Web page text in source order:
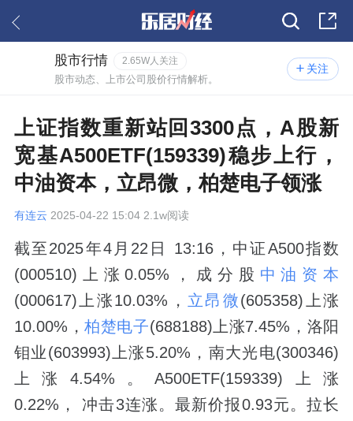
关注
股市行情 2.65W人关注
股市动态、上市公司股价行情解析。
上证指数重新站回3300点，A股新
宽基A500ETF(159339)稳步上行，
中油资本，立昂微，柏楚电子领涨
有连云 2025-04-22 15:04 2.1w阅读
截至2025年4月22日 13:16，中证A500指数
(000510)上涨0.05%，成分股 中油资本
(000617)上涨10.03%， 立昂微(605358)上涨
10.00%，柏楚电子(688188)上涨7.45%，洛阳
钼业(603993)上涨5.20%，南大光电(300346)
上涨4.54%。A500ETF(159339)上涨
0.22%， 冲击3连涨。最新价报0.93元。拉长